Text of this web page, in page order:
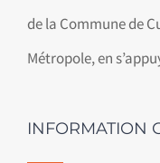
de la Commune de
Métropole, en
INFORMATION